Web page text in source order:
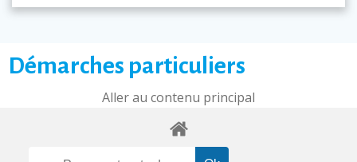
Démarches particuliers
Aller au contenu principal